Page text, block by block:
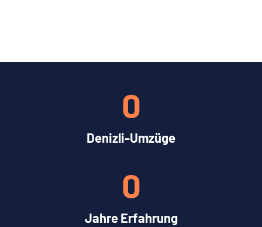
Denizli-Umzüge
0
Jahre Erfahrung
0